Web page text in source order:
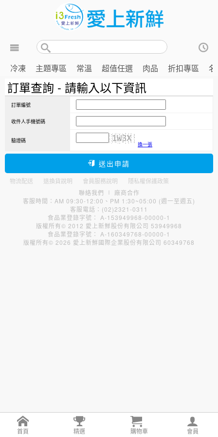
冷凍 主題專區 常溫 超值任選 肉品 折扣專區
訂單查詢 - 請輸入以下資訊
訂單編號
收件人手機號碼
驗證碼
換一張
送出申請
物流配送 退換貨說明 會員服務說明
隱私權保護政策
聯絡我們 ∣ 廠商合作
客服時間：AM 09:30-12:00、PM 1:30~05:00 (週一至週五)
客服電話：(02)2321-0311
食品業登錄字號： A-153949968-00000-1
版權所有© 2012 愛上新鮮股份有限公司 53949968
食品業登錄字號： A-160349768-00000-1
版權所有© 2026 愛上新鮮國際企業股份有限公司 60349768
首頁 精選 購物車 會員